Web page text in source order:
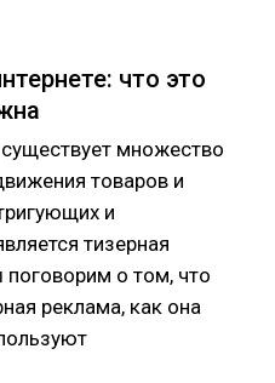
что это
множество
товаров и
и
тизерная
поговорим о том, что
реклама, как она